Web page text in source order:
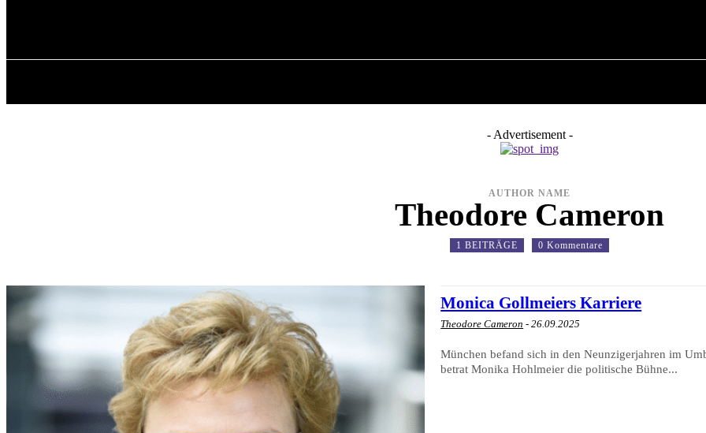
- Advertisement -
AUTHOR NAME
Theodore Cameron
1 BEITRÄGE 0 Kommentare
Monica Gollmeiers Karriere
Theodore Cameron - 26.09.2025
München befand sich in den Neunzigerjahren im
betrat Monika Hohlmeier die politische Bühne...